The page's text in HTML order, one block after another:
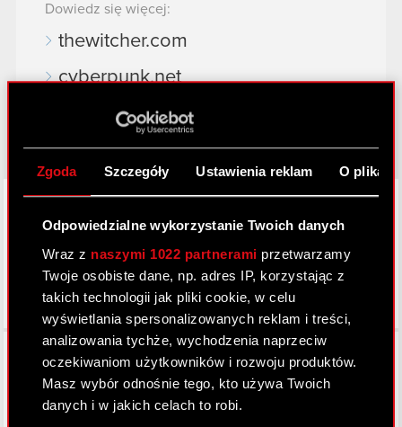
Zgoda Szczegóły Ustawienia reklam O
Odpowiedzialne wykorzystanie Twoich danych
Wraz z naszymi 1022 partnerami przetwarzamy
Twoje osobiste dane, np. adres IP, korzystając z
takich technologii jak pliki cookie, w celu
wyświetlania spersonalizowanych reklam i treści,
analizowania tychże, wychodzenia naprzeciw
oczekiwaniom użytkowników i rozwoju produktów.
Masz wybór odnośnie tego, kto używa Twoich
danych i w jakich celach to robi.
Dowiedz się więcej:
thewitcher.com
cyberpunk.net
gear.cdprojektred.com
LinkedIn
Facebook